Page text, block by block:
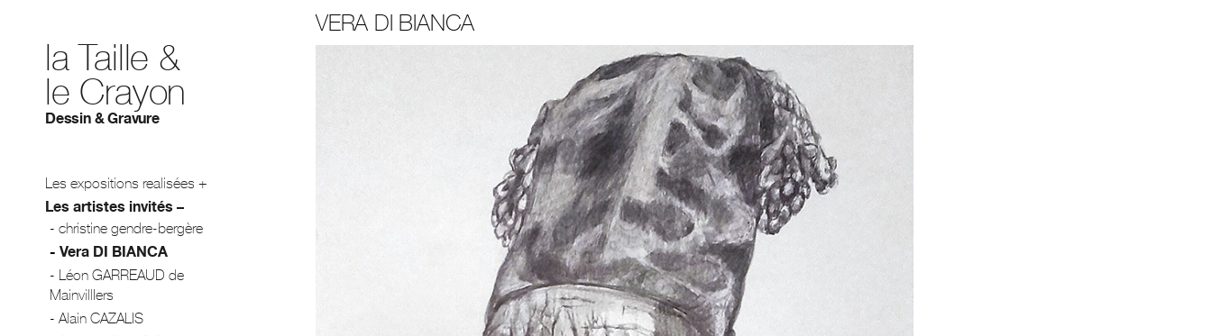
la Taille &
le Crayon
Dessin & Gravure
Les expositions realisées
Les artistes invités
christine gendre-bergère
Vera DI BIANCA
Léon GARREAUD de
MainvillIers
Alain CAZALIS
VERA DI BIANCA